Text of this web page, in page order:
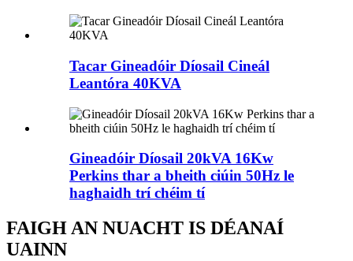
Tacar Gineadóir Díosail Cineál
Leantóra 40KVA
Gineadóir Díosail 20kVA 16Kw
Perkins thar a bheith ciúin 50Hz le
haghaidh trí chéim tí
FAIGH AN NUACHT IS DÉANAÍ
UAINN